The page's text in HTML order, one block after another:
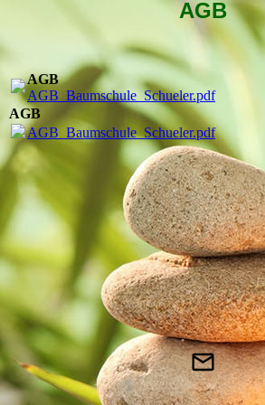
AGB
AGB
AGB_Baumschule_Schueler.pdf
AGB
AGB_Baumschule_Schueler.pdf